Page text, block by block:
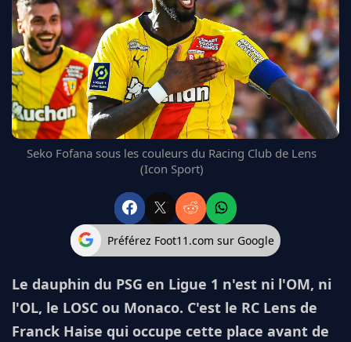
FC BARCELONE
MANCHESTER UNITED
CHELSEA
ARSENAL
BAYERN
L'AVIS DE LA RÉDAC'
Seko Fofana sous les couleurs du Racing Club de Lens
(Icon Sport)
Préférez Foot11.com sur Google
Le dauphin du PSG en Ligue 1 n'est ni l'OM, ni
l'OL, le LOSC ou Monaco. C'est le RC Lens de
Franck Haise qui occupe cette place avant de